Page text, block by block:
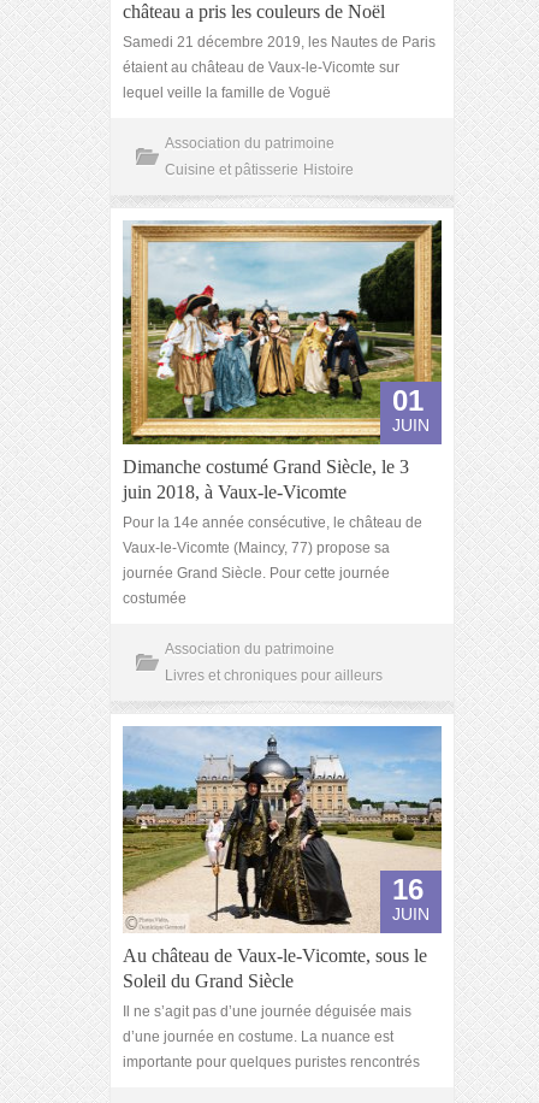
château a pris les couleurs de Noël
Samedi 21 décembre 2019, les Nautes de Paris
étaient au château de Vaux-le-Vicomte sur
lequel veille la famille de Voguë
Association du patrimoine
Cuisine et pâtisserie Histoire
01
JUIN
Dimanche costumé Grand Siècle, le 3
juin 2018, à Vaux-le-Vicomte
Pour la 14e année consécutive, le château de
Vaux-le-Vicomte (Maincy, 77) propose sa
journée Grand Siècle. Pour cette journée
costumée
Association du patrimoine
Livres et chroniques pour ailleurs
16
JUIN
Au château de Vaux-le-Vicomte, sous le
Soleil du Grand Siècle
Il ne s’agit pas d’une journée déguisée mais
d’une journée en costume. La nuance est
importante pour quelques puristes rencontrés